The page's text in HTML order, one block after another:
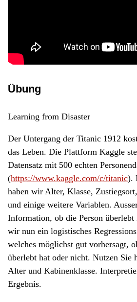
Übung
Learning from Disaster
Der Untergang der Titanic 1912
das Leben. Die Plattform Kaggle
Datensatz mit 500 echten
(https://www.kaggle.com/c/titanic).
haben wir Alter, Klasse,
und einige weitere Variablen.
Information, ob die Person
wir nun ein logistisches
welches möglichst gut vorhersagt,
überlebt hat oder nicht. Nutzen Sie
Alter und Kabinenklasse.
Ergebnis.